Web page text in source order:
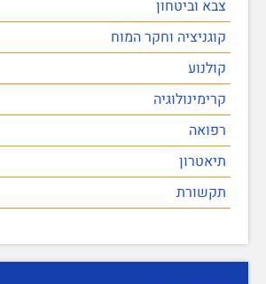
צבא וביטחון
קוגניציה וחקר המוח
קולנוע
קרימינולוגיה
רפואה
תיאטרון
תקשורת